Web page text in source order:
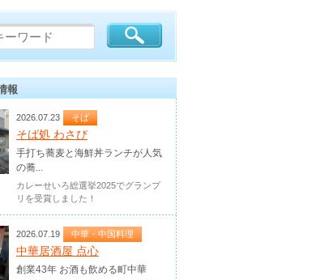
報
2026.07.23 そば
そば処 わさび
手打ち蕎麦と海鮮丼ランチが人気
の蕎...
カレーせいろ総選挙2025でグランプ
リを受賞しました！
2026.07.19 中華・中国料理
中華居酒屋 点心
創業43年 お酒も飲める町中華